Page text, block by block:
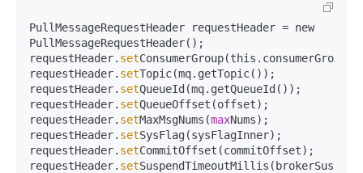
PullMessageRequestHeader requestHeader = new
PullMessageRequestHeader();
requestHeader. setConsumerGroup(this.consumerGroup);
requestHeader. setTopic(mq.getTopic());
requestHeader. setQueueId(mq.getQueueId());
requestHeader. setQueueOffset(offset);
requestHeader. setMaxMsgNums(maxNums);
requestHeader. setSysFlag(sysFlagInner);
requestHeader. setCommitOffset(commitOffset);
requestHeader. set